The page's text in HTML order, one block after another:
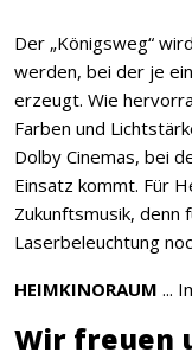
Der „Königsweg“
werden, bei der je
erzeugt. Wie
Farben und
Dolby Cinemas, bei
Einsatz kommt. Für
Zukunftsmusik, denn
Laserbeleuchtung
HEIMKINORAUM ...
Wir freuen